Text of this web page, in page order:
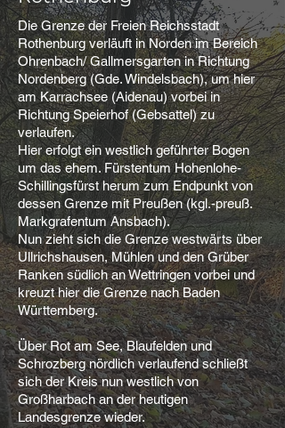
Die Grenze der Freien Reichsstadt
Rothenburg verläuft in Norden im Bereich
Ohrenbach/ Gallmersgarten in Richtung
Nordenberg (Gde. Windelsbach), um hier
am Karrachsee (Aidenau) vorbei in
Richtung Speierhof (Gebsattel) zu
verlaufen.
Hier erfolgt ein westlich geführter Bogen
um das ehem. Fürstentum Hohenlohe-
Schillingsfürst herum zum Endpunkt von
dessen Grenze mit Preußen (kgl.-preuß.
Markgrafentum Ansbach).
Nun zieht sich die Grenze westwärts über
Ullrichshausen, Mühlen und den Grüber
Ranken südlich an Wettringen vorbei und
kreuzt hier die Grenze nach Baden
Württemberg.
Über Rot am See, Blaufelden und
Schrozberg nördlich verlaufend schließt
sich der Kreis nun westlich von
Großharbach an der heutigen
Landesgrenze wieder.